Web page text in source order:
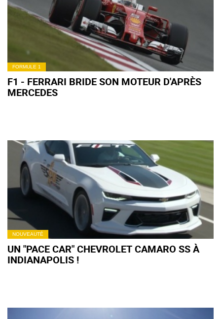
FORMULE 1
F1 - FERRARI BRIDE SON MOTEUR D'APRÈS
MERCEDES
NOUVEAUTÉ
UN "PACE CAR" CHEVROLET CAMARO SS À
INDIANAPOLIS !